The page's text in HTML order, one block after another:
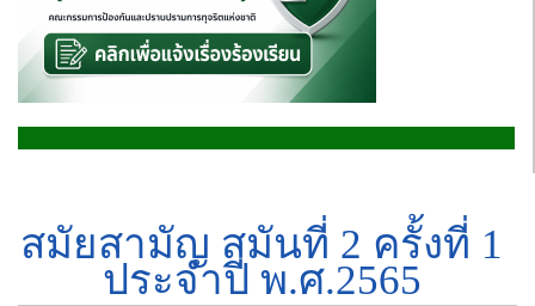
สมัยสามัญ สมันที่ 2 ครั้งที่ 1
ประจำปี พ.ศ.2565